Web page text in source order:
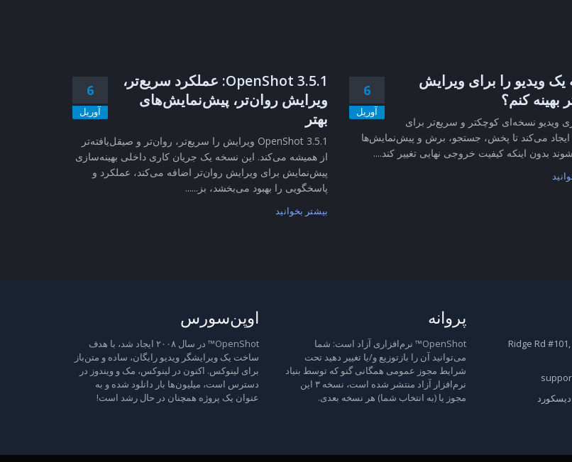
6
آوریل
OpenShot 3.5.1: عملکرد سریع‌تر،
ویرایش روان‌تر، پیش‌نمایش‌های
بهتر
OpenShot 3.5.1 ویرایش را سریع‌تر، روان‌تر و صیقل‌یافته‌تر
از همیشه می‌کند. این نسخه یک جریان کاری داخلی بهینه‌سازی
پیش‌نمایش برای ویرایش روان‌تر اضافه می‌کند، عملکرد و
پاسخگویی را بهبود می‌بخشد، بز......
بیشتر بخوانید
6
آوریل
یک ویدیو را برای ویرایش
بهینه کنم؟
ویدیو نسخه‌ای کوچکتر و سریع‌تر برای
می‌کند تا پخش، جستجو، برش و پیش‌نمایش‌ها
بدون اینکه کیفیت خروجی نهایی تغییر کند....
اوپن‌سورس
OpenShot™ در سال ۲۰۰۸ ایجاد شد، با هدف
ساخت یک ویرایشگر ویدیو رایگان، ساده و متن‌باز
برای لینوکس. اکنون در لینوکس، مک و ویندوز در
دسترس است، میلیون‌ها بار دانلود شده و به
عنوان یک پروژه همچنان در حال رشد است!
پروانه
OpenShot™ نرم‌افزاری آزاد است: شما
می‌توانید آن را بازتوزیع و/یا تغییر دهید تحت
شرایط مجوز عمومی همگانی گنو که توسط بنیاد
نرم‌افزار آزاد منتشر شده است، نسخه ۳ این
مجوز یا (به انتخاب شما) هر نسخه بعدی.
2931 Ridge Rd
دیسکورد